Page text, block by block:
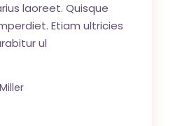
laoreet. Quisque
Etiam ultricies
ul